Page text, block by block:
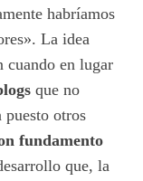
habríamos
La idea
cuando en lugar
que no
puesto otros
fundamento
que, la